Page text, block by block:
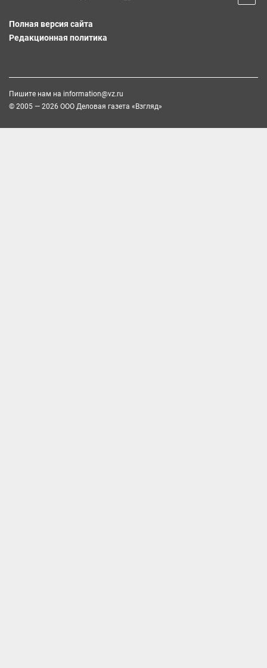
Полная версия сайта
Редакционная политика
Пишите нам на information@vz.ru
© 2005 — 2026 ООО Деловая газета «Взгляд»